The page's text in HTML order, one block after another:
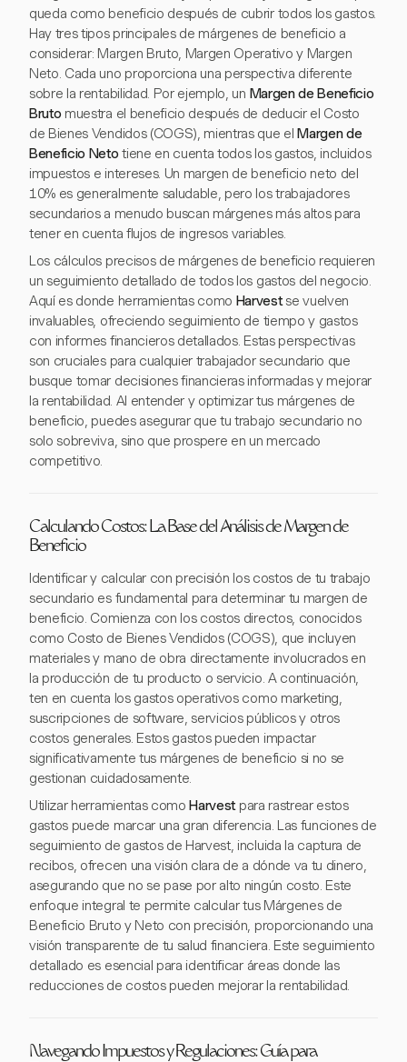
queda como beneficio después de cubrir todos los gastos.
Hay tres tipos principales de márgenes de beneficio a
considerar: Margen Bruto, Margen Operativo y Margen
Neto. Cada uno proporciona una perspectiva diferente
sobre la rentabilidad. Por ejemplo, un Margen de Beneficio
Bruto muestra el beneficio después de deducir el Costo
de Bienes Vendidos (COGS), mientras que elMargen de
Beneficio Neto tiene en cuenta todos los gastos, incluidos
impuestos e intereses. Un margen de beneficio neto del
10% es generalmente saludable, pero los trabajadores
secundarios a menudo buscan márgenes más altos para
tener en cuenta flujos de ingresos variables.
Los cálculos precisos de márgenes de beneficio requieren
un seguimiento detallado de todos los gastos del negocio.
Aquí es donde herramientas como Harvestse vuelven
invaluables, ofreciendo seguimiento de tiempo y gastos
con informes financieros detallados. Estas perspectivas
son cruciales para cualquier trabajador secundario que
busque tomar decisiones financieras informadas y mejorar
la rentabilidad. Al entender y optimizar tus márgenes de
beneficio, puedes asegurar que tu trabajo secundario no
solo sobreviva, sino que prospere en un mercado
competitivo.
Calculando Costos: La Base del Análisis de Margen de
Beneficio
Identificar y calcular con precisión los costos de tu trabajo
secundario es fundamental para determinar tu margen de
beneficio. Comienza con los costos directos, conocidos
como Costo de Bienes Vendidos (COGS), que incluyen
materiales y mano de obra directamente involucrados en
la producción de tu producto o servicio. A continuación,
ten en cuenta los gastos operativos como marketing,
suscripciones de software, servicios públicos y otros
costos generales. Estos gastos pueden impactar
significativamente tus márgenes de beneficio si no se
gestionan cuidadosamente.
Utilizar herramientas comoHarvestpara rastrear estos
gastos puede marcar una gran diferencia. Las funciones de
seguimiento de gastos de Harvest, incluida la captura de
recibos, ofrecen una visión clara de a dónde va tu dinero,
asegurando que no se pase por alto ningún costo. Este
enfoque integral te permite calcular tus Márgenes de
Beneficio Bruto y Neto con precisión, proporcionando una
visión transparente de tu salud financiera. Este seguimiento
detallado es esencial para identificar áreas donde las
reducciones de costos pueden mejorar la rentabilidad.
Navegando Impuestos y Regulaciones: Guía para